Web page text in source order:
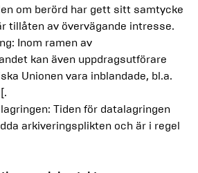
om berörd har gett sitt samtycke
tillåten av övervägande intresse.
Inom ramen av
kan även uppdragsutförare
Unionen vara inblandade, bl.a.
Tiden för datalagringen
arkiveringsplikten och är i regel